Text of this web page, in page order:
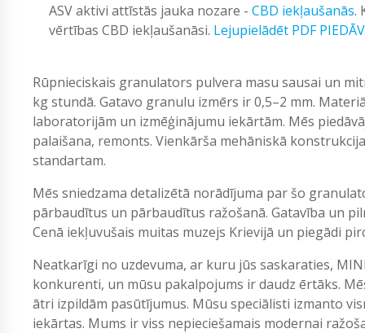
ASV aktivi attīstās jauka nozare - CBD iekļaušanās.
vērtības CBD iekļaušanāsi. Lejupielādēt PDF
Rūpnieciskais granulators pulvera masu sausai un
kg stundā. Gatavo granulu izmērs ir 0,5–2 mm.
laboratorijām un izmēģinājumu iekārtām. Mēs
palaišana, remonts. Vienkārša mehāniskā
standartam.
Mēs sniedzama detalizētā norādījuma par šo
pārbaudītus un pārbaudītus ražošanā. Gatavība un
Cenā iekļuvušais muitas muzejs Krievijā un piegādi
Neatkarīgi no uzdevuma, ar kuru jūs saskaraties,
konkurenti, un mūsu pakalpojums ir daudz ērtāks.
ātri izpildām pasūtījumus. Mūsu speciālisti izmanto
iekārtas. Mums ir viss nepieciešamais modernai